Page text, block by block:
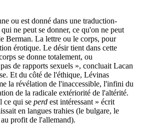
ou est donné dans une traduction-
ne peut se donner, ce qu'on ne peut
Berman. La lettre ou le corps, pour
érotique. Le désir tient dans cette
se donne totalement, ou
de rapports sexuels », concluait Lacan
Et du côté de l'éthique, Lévinas
la révélation de l'inaccessible, l'infini du
de la radicale extériorité de l'altérité.
ce qui se perd est intéressant » écrit
en langues trahies (le bulgare, le
profit de l'allemand).